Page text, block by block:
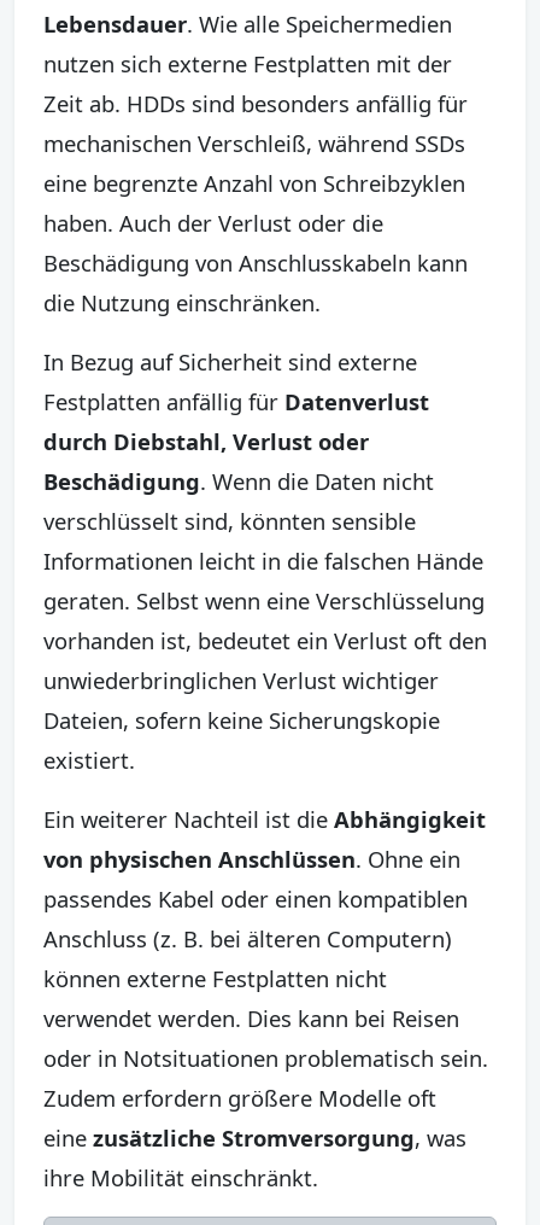
Lebensdauer. Wie alle Speichermedien
nutzen sich externe Festplatten mit der
Zeit ab. HDDs sind besonders anfällig für
mechanischen Verschleiß, während SSDs
eine begrenzte Anzahl von Schreibzyklen
haben. Auch der Verlust oder die
Beschädigung von Anschlusskabeln kann
die Nutzung einschränken.
In Bezug auf Sicherheit sind externe
Festplatten anfällig für Datenverlust
durch Diebstahl, Verlust oder
Beschädigung. Wenn die Daten nicht
verschlüsselt sind, könnten sensible
Informationen leicht in die falschen Hände
geraten. Selbst wenn eine Verschlüsselung
vorhanden ist, bedeutet ein Verlust oft den
unwiederbringlichen Verlust wichtiger
Dateien, sofern keine Sicherungskopie
existiert.
Ein weiterer Nachteil ist die Abhängigkeit
von physischen Anschlüssen. Ohne ein
passendes Kabel oder einen kompatiblen
Anschluss (z. B. bei älteren Computern)
können externe Festplatten nicht
verwendet werden. Dies kann bei Reisen
oder in Notsituationen problematisch sein.
Zudem erfordern größere Modelle oft
eine zusätzliche Stromversorgung, was
ihre Mobilität einschränkt.